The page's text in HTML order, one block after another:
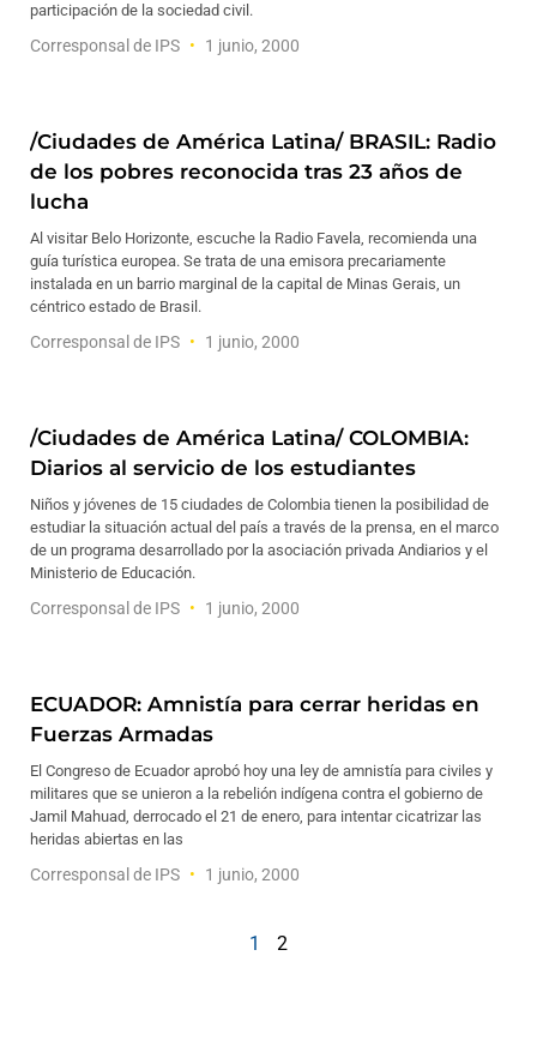
participación de la sociedad civil.
Corresponsal de IPS 1 junio, 2000
/Ciudades de América Latina/ BRASIL: Radio
de los pobres reconocida tras 23 años de
lucha
Al visitar Belo Horizonte, escuche la Radio Favela, recomienda una
guía turística europea. Se trata de una emisora precariamente
instalada en un barrio marginal de la capital de Minas Gerais, un
céntrico estado de Brasil.
Corresponsal de IPS 1 junio, 2000
/Ciudades de América Latina/ COLOMBIA:
Diarios al servicio de los estudiantes
Niños y jóvenes de 15 ciudades de Colombia tienen la posibilidad de
estudiar la situación actual del país a través de la prensa, en el marco
de un programa desarrollado por la asociación privada Andiarios y el
Ministerio de Educación.
Corresponsal de IPS 1 junio, 2000
ECUADOR: Amnistía para cerrar heridas en
Fuerzas Armadas
El Congreso de Ecuador aprobó hoy una ley de amnistía para civiles y
militares que se unieron a la rebelión indígena contra el gobierno de
Jamil Mahuad, derrocado el 21 de enero, para intentar cicatrizar las
heridas abiertas en las
Corresponsal de IPS 1 junio, 2000
1 2